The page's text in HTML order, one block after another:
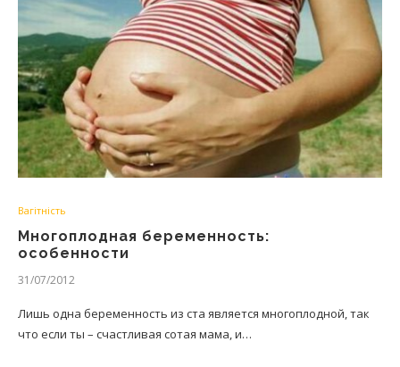
Вагітність
Многоплодная беременность:
особенности
31/07/2012
Лишь одна беременность из ста является многоплодной, так
что если ты – счастливая сотая мама, и…